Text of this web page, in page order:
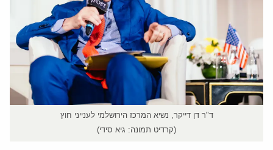
ד"ר דן דייקר, נשיא המרכז הירושלמי לענייני חוץ
(קרדיט תמונה: גיא סידי)